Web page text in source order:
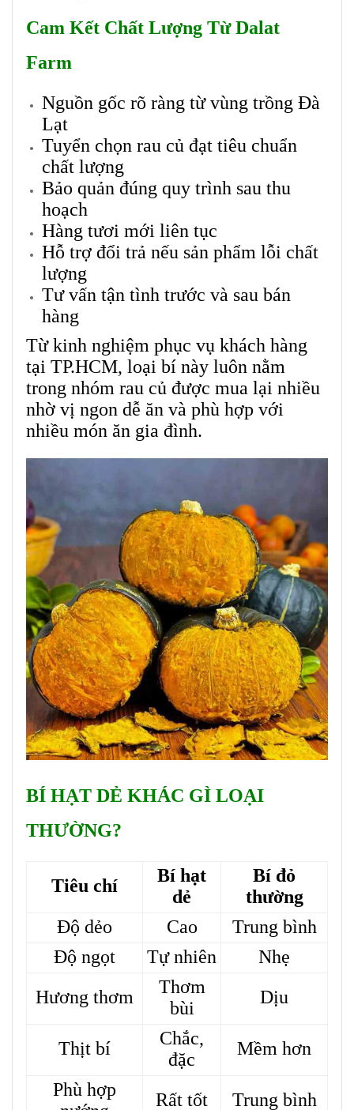
Cam Kết Chất Lượng Từ Dalat
Farm
Nguồn gốc rõ ràng từ vùng trồng Đà
Lạt
Tuyển chọn rau củ đạt tiêu chuẩn
chất lượng
Bảo quản đúng quy trình sau thu
hoạch
Hàng tươi mới liên tục
Hỗ trợ đổi trả nếu sản phẩm lỗi chất
lượng
Tư vấn tận tình trước và sau bán
hàng
Từ kinh nghiệm phục vụ khách hàng
tại TP.HCM, loại bí này luôn nằm
trong nhóm rau củ được mua lại nhiều
nhờ vị ngon dễ ăn và phù hợp với
nhiều món ăn gia đình.
BÍ HẠT DẺ KHÁC GÌ LOẠI
THƯỜNG?
Tiêu chí
Bí hạt
dẻ
Bí đỏ
thường
Độ dẻo
Cao
Trung bình
Độ ngọt
Tự nhiên
Nhẹ
Hương thơm
Thơm
bùi
Dịu
Thịt bí
Chắc,
đặc
Mềm hơn
Phù hợp
Rất tốt Trung bình